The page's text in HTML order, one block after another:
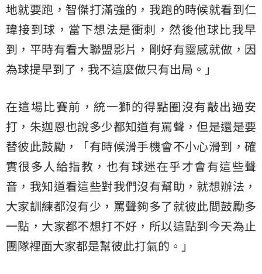
地就要跑，智傑打滿強的，我跑的時候就看到仁
瑋接到球，當下想法是衝刺，然後他球比我早
到，平時有看大聯盟影片，剛好有靈感就做，因
為球提早到了，我不這麼做只有出局。」
在這場比賽前，統一獅的得點圈沒有敲出過安
打，朱迦恩也說多少都知道有罵聲，但是還是要
替彼此鼓勵，「有時候滑手機會不小心滑到，確
實很多人給指教，也有球迷在乎才會有這些聲
音，我知道看這些對我們沒有幫助，就想辦法，
大家訓練都沒有少，罵聲夠多了就彼此間鼓勵多
一點，大家都不想打不好，所以這點到今天為止
團隊裡面大家都是幫彼此打氣的。」